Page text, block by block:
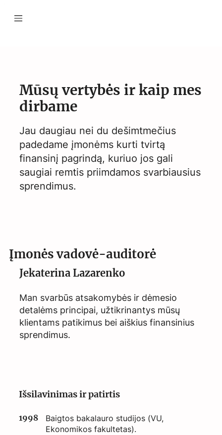
Mūsų vertybės ir kaip mes
dirbame
Jau daugiau nei du dešimtmečius
padedame įmonėms kurti tvirtą
finansinį pagrindą, kuriuo jos gali
saugiai remtis priimdamos svarbiausius
sprendimus.
Įmonės vadovė-auditorė
Jekaterina Lazarenko
Man svarbūs atsakomybės ir dėmesio
detalėms principai, užtikrinantys mūsų
klientams patikimus bei aiškius finansinius
sprendimus.
Išsilavinimas ir patirtis
1998
Baigtos bakalauro studijos (VU,
Ekonomikos fakultetas).